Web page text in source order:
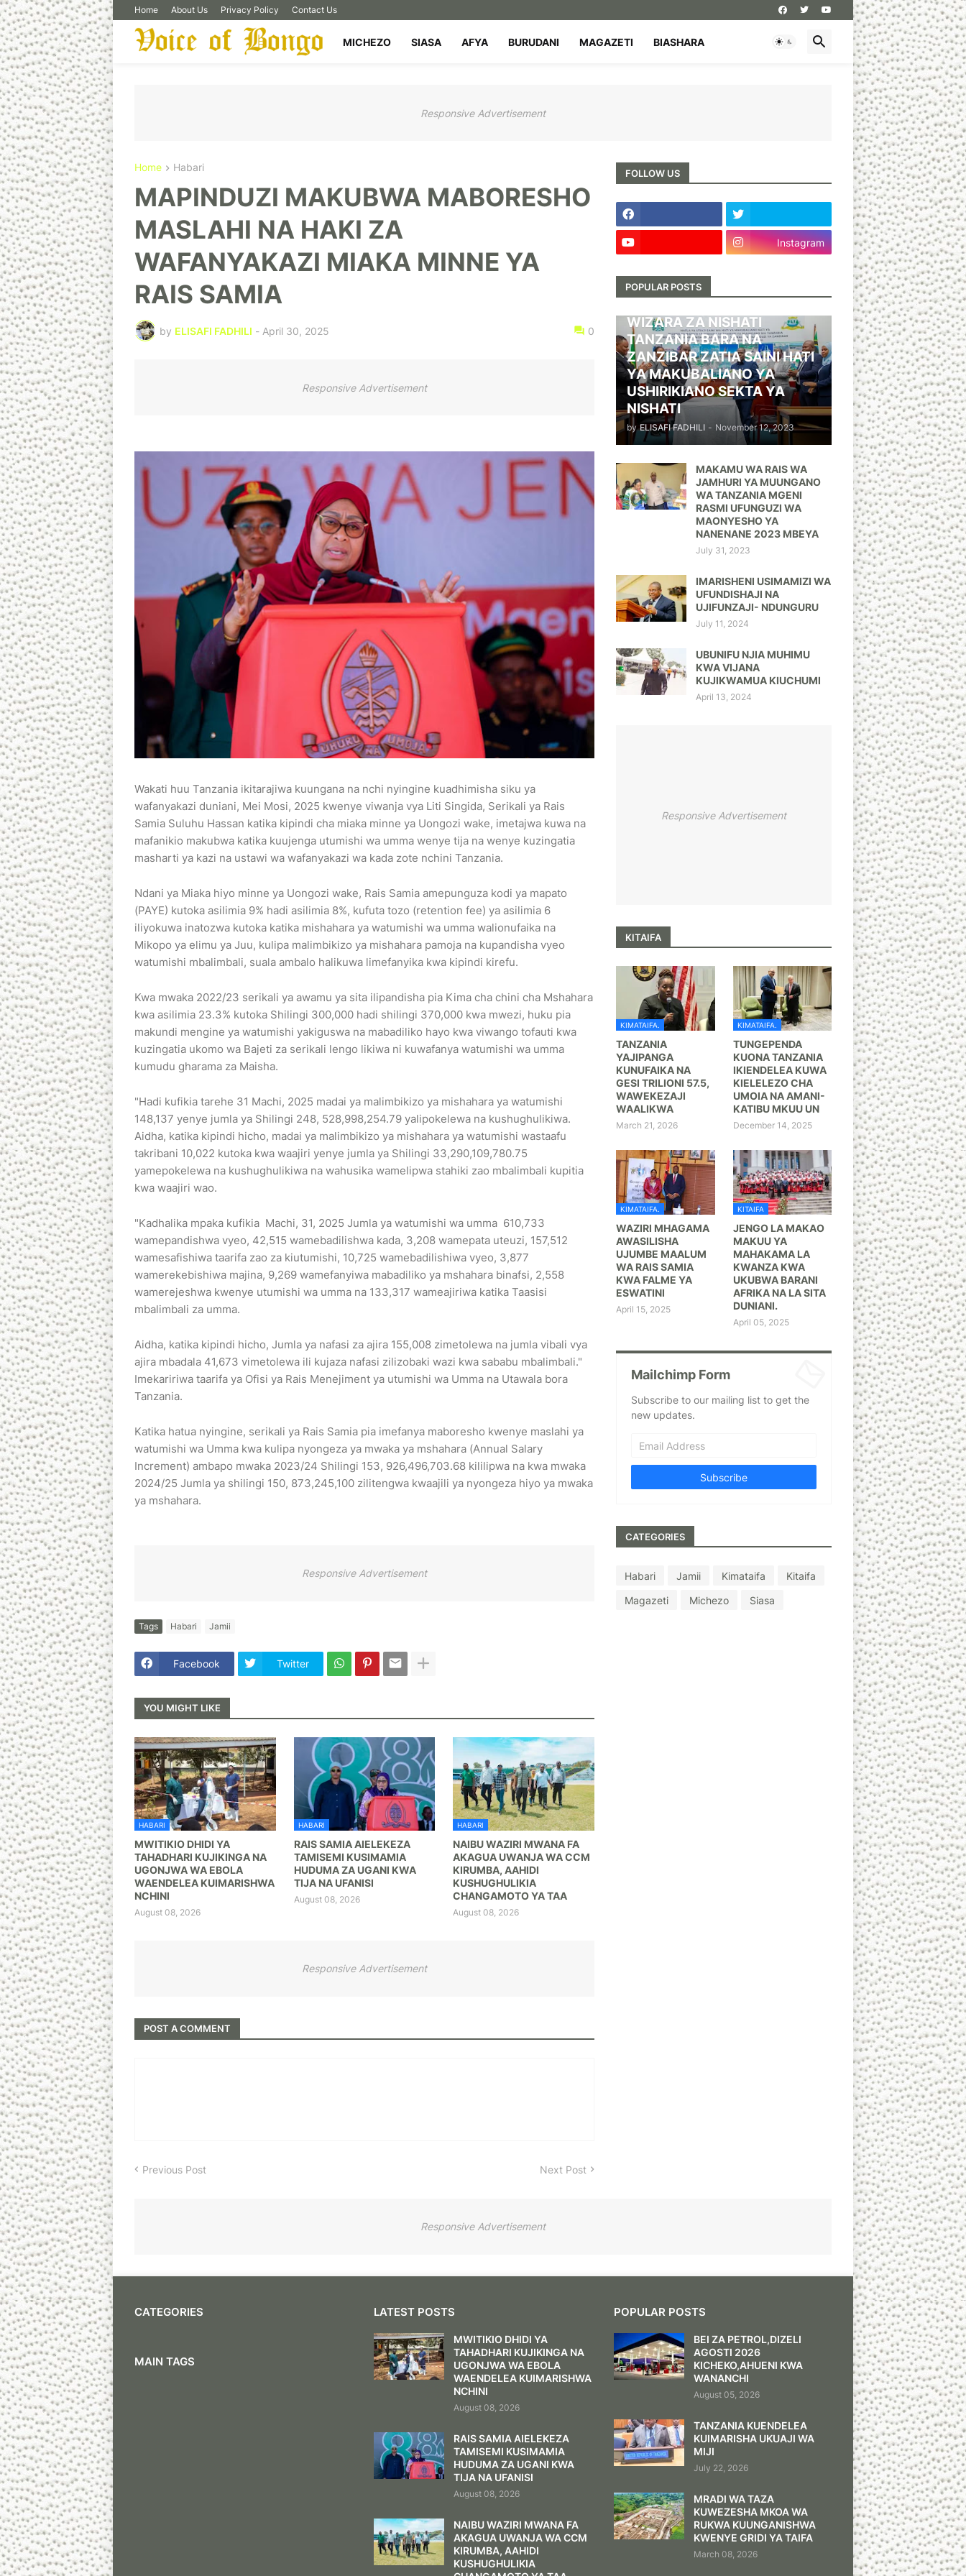
Home About Us Privacy Policy Contact Us
MICHEZO SIASA AFYA BURUDANI MAGAZETI BIASHARA
Responsive Advertisement
Home Habari
MAPINDUZI MAKUBWA MABORESHO
MASLAHI NA HAKI ZA
WAFANYAKAZI MIAKA MINNE YA
RAIS SAMIA
by ELISAFI FADHILI - April 30, 2025 0
Responsive Advertisement
Wakati huu Tanzania ikitarajiwa kuungana na nchi nyingine kuadhimisha siku ya
wafanyakazi duniani, Mei Mosi, 2025 kwenye viwanja vya Liti Singida, Serikali ya Rais
Samia Suluhu Hassan katika kipindi cha miaka minne ya Uongozi wake, imetajwa kuwa na
mafanikio makubwa katika kuujenga utumishi wa umma wenye tija na wenye kuzingatia
masharti ya kazi na ustawi wa wafanyakazi wa kada zote nchini Tanzania.
Ndani ya Miaka hiyo minne ya Uongozi wake, Rais Samia amepunguza kodi ya mapato
(PAYE) kutoka asilimia 9% hadi asilimia 8%, kufuta tozo (retention fee) ya asilimia 6
iliyokuwa inatozwa kutoka katika mishahara ya watumishi wa umma walionufaika na
Mikopo ya elimu ya Juu, kulipa malimbikizo ya mishahara pamoja na kupandisha vyeo
watumishi mbalimbali, suala ambalo halikuwa limefanyika kwa kipindi kirefu.
Kwa mwaka 2022/23 serikali ya awamu ya sita ilipandisha pia Kima cha chini cha Mshahara
kwa asilimia 23.3% kutoka Shilingi 300,000 hadi shilingi 370,000 kwa mwezi, huku pia
makundi mengine ya watumishi yakiguswa na mabadiliko hayo kwa viwango tofauti kwa
kuzingatia ukomo wa Bajeti za serikali lengo likiwa ni kuwafanya watumishi wa umma
kumudu gharama za Maisha.
"Hadi kufikia tarehe 31 Machi, 2025 madai ya malimbikizo ya mishahara ya watumishi
148,137 yenye jumla ya Shilingi 248, 528,998,254.79 yalipokelewa na kushughulikiwa.
Aidha, katika kipindi hicho, madai ya malimbikizo ya mishahara ya watumishi wastaafu
takribani 10,022 kutoka kwa waajiri yenye jumla ya Shilingi 33,290,109,780.75
yamepokelewa na kushughulikiwa na wahusika wamelipwa stahiki zao mbalimbali kupitia
kwa waajiri wao.
"Kadhalika mpaka kufikia Machi, 31, 2025 Jumla ya watumishi wa umma 610,733
wamepandishwa vyeo, 42,515 wamebadilishwa kada, 3,208 wamepata uteuzi, 157,512
wamesafishiwa taarifa zao za kiutumishi, 10,725 wamebadilishiwa vyeo, 3,877
wamerekebishiwa majina, 9,269 wamefanyiwa mabadiliko ya mshahara binafsi, 2,558
wamerejeshwa kwenye utumishi wa umma na 133,317 wameajiriwa katika Taasisi
mbalimbali za umma.
Aidha, katika kipindi hicho, Jumla ya nafasi za ajira 155,008 zimetolewa na jumla vibali vya
ajira mbadala 41,673 vimetolewa ili kujaza nafasi zilizobaki wazi kwa sababu mbalimbali."
Imekaririwa taarifa ya Ofisi ya Rais Menejiment ya utumishi wa Umma na Utawala bora
Tanzania.
Katika hatua nyingine, serikali ya Rais Samia pia imefanya maboresho kwenye maslahi ya
watumishi wa Umma kwa kulipa nyongeza ya mwaka ya mshahara (Annual Salary
Increment) ambapo mwaka 2023/24 Shilingi 153, 926,496,703.68 kililipwa na kwa mwaka
2024/25 Jumla ya shilingi 150, 873,245,100 zilitengwa kwaajili ya nyongeza hiyo ya mwaka
ya mshahara.
Responsive Advertisement
Tags Habari Jamii
Facebook Twitter
YOU MIGHT LIKE
HABARI
MWITIKIO DHIDI YA
TAHADHARI KUJIKINGA NA
UGONJWA WA EBOLA
WAENDELEA KUIMARISHWA
NCHINI
August 08, 2026
HABARI
RAIS SAMIA AIELEKEZA
TAMISEMI KUSIMAMIA
HUDUMA ZA UGANI KWA
TIJA NA UFANISI
August 08, 2026
HABARI
NAIBU WAZIRI MWANA FA
AKAGUA UWANJA WA CCM
KIRUMBA, AAHIDI
KUSHUGHULIKIA
CHANGAMOTO YA TAA
August 08, 2026
Responsive Advertisement
POST A COMMENT
Previous Post Next Post
FOLLOW US
Instagram
POPULAR POSTS
WIZARA ZA NISHATI
TANZANIA BARA NA
ZANZIBAR ZATIA SAINI HATI
YA MAKUBALIANO YA
USHIRIKIANO SEKTA YA
NISHATI
by ELISAFI FADHILI - November 12, 2023
MAKAMU WA RAIS WA
JAMHURI YA MUUNGANO
WA TANZANIA MGENI
RASMI UFUNGUZI WA
MAONYESHO YA
NANENANE 2023 MBEYA
July 31, 2023
IMARISHENI USIMAMIZI WA
UFUNDISHAJI NA
UJIFUNZAJI- NDUNGURU
July 11, 2024
UBUNIFU NJIA MUHIMU
KWA VIJANA
KUJIKWAMUA KIUCHUMI
April 13, 2024
Responsive Advertisement
KITAIFA
KIMATAIFA.
TANZANIA
YAJIPANGA
KUNUFAIKA NA
GESI TRILIONI 57.5,
WAWEKEZAJI
WAALIKWA
March 21, 2026
KIMATAIFA.
TUNGEPENDA
KUONA TANZANIA
IKIENDELEA KUWA
KIELELEZO CHA
UMOIA NA AMANI-
KATIBU MKUU UN
December 14, 2025
KIMATAIFA.
WAZIRI MHAGAMA
AWASILISHA
UJUMBE MAALUM
WA RAIS SAMIA
KWA FALME YA
ESWATINI
April 15, 2025
KITAIFA
JENGO LA MAKAO
MAKUU YA
MAHAKAMA LA
KWANZA KWA
UKUBWA BARANI
AFRIKA NA LA SITA
DUNIANI.
April 05, 2025
Mailchimp Form
Subscribe to our mailing list to get the
new updates.
CATEGORIES
Habari Jamii Kimataifa
Kitaifa
Magazeti
Michezo Siasa
Responsive Advertisement
CATEGORIES
MAIN TAGS
LATEST POSTS
MWITIKIO DHIDI YA
TAHADHARI KUJIKINGA NA
UGONJWA WA EBOLA
WAENDELEA KUIMARISHWA
NCHINI
August 08, 2026
RAIS SAMIA AIELEKEZA
TAMISEMI KUSIMAMIA
HUDUMA ZA UGANI KWA
TIJA NA UFANISI
August 08, 2026
NAIBU WAZIRI MWANA FA
AKAGUA UWANJA WA CCM
KIRUMBA, AAHIDI
KUSHUGHULIKIA
POPULAR POSTS
BEI ZA PETROL,DIZELI
AGOSTI 2026
KICHEKO,AHUENI KWA
WANANCHI
August 05, 2026
TANZANIA KUENDELEA
KUIMARISHA UKUAJI WA
MIJI
July 22, 2026
MRADI WA TAZA
KUWEZESHA MKOA WA
RUKWA KUUNGANISHWA
KWENYE GRIDI YA TAIFA
March 08, 2026